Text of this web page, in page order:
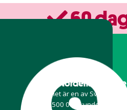
60
Ett av Nordens
Sparnet är en av Sveriges
över 500 000 kunder.